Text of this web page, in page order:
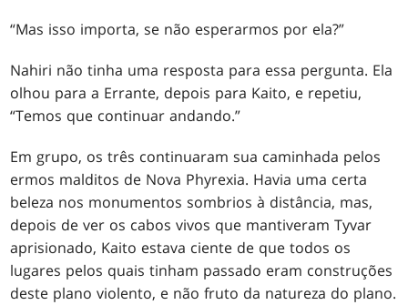
“Mas isso importa, se não esperarmos por ela?”
Nahiri não tinha uma resposta para essa pergunta. Ela
olhou para a Errante, depois para Kaito, e repetiu,
“Temos que continuar andando.”
Em grupo, os três continuaram sua caminhada pelos
ermos malditos de Nova Phyrexia. Havia uma certa
beleza nos monumentos sombrios à distância, mas,
depois de ver os cabos vivos que mantiveram Tyvar
aprisionado, Kaito estava ciente de que todos os
lugares pelos quais tinham passado eram construções
deste plano violento, e não fruto da natureza do plano.